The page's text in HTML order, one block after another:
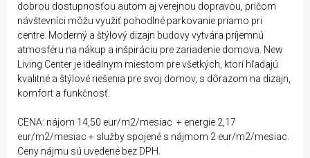
dobrou dostupnosťou autom aj verejnou dopravou, pričom
návštevníci môžu využiť pohodlné parkovanie priamo pri
centre. Moderný a štýlový dizajn budovy vytvára príjemnú
atmosféru na nákup a inšpiráciu pre zariadenie domova. New
Living Center je ideálnym miestom pre všetkých, ktorí hľadajú
kvalitné a štýlové riešenia pre svoj domov, s dôrazom na dizajn,
komfort a funkčnosť.
CENA: nájom 14,50 eur/m2/mesiac + energie 2,17
eur/m2/mesiac + služby spojené s nájmom 2 eur/m2/mesiac.
Ceny nájmu sú uvedené bez DPH.